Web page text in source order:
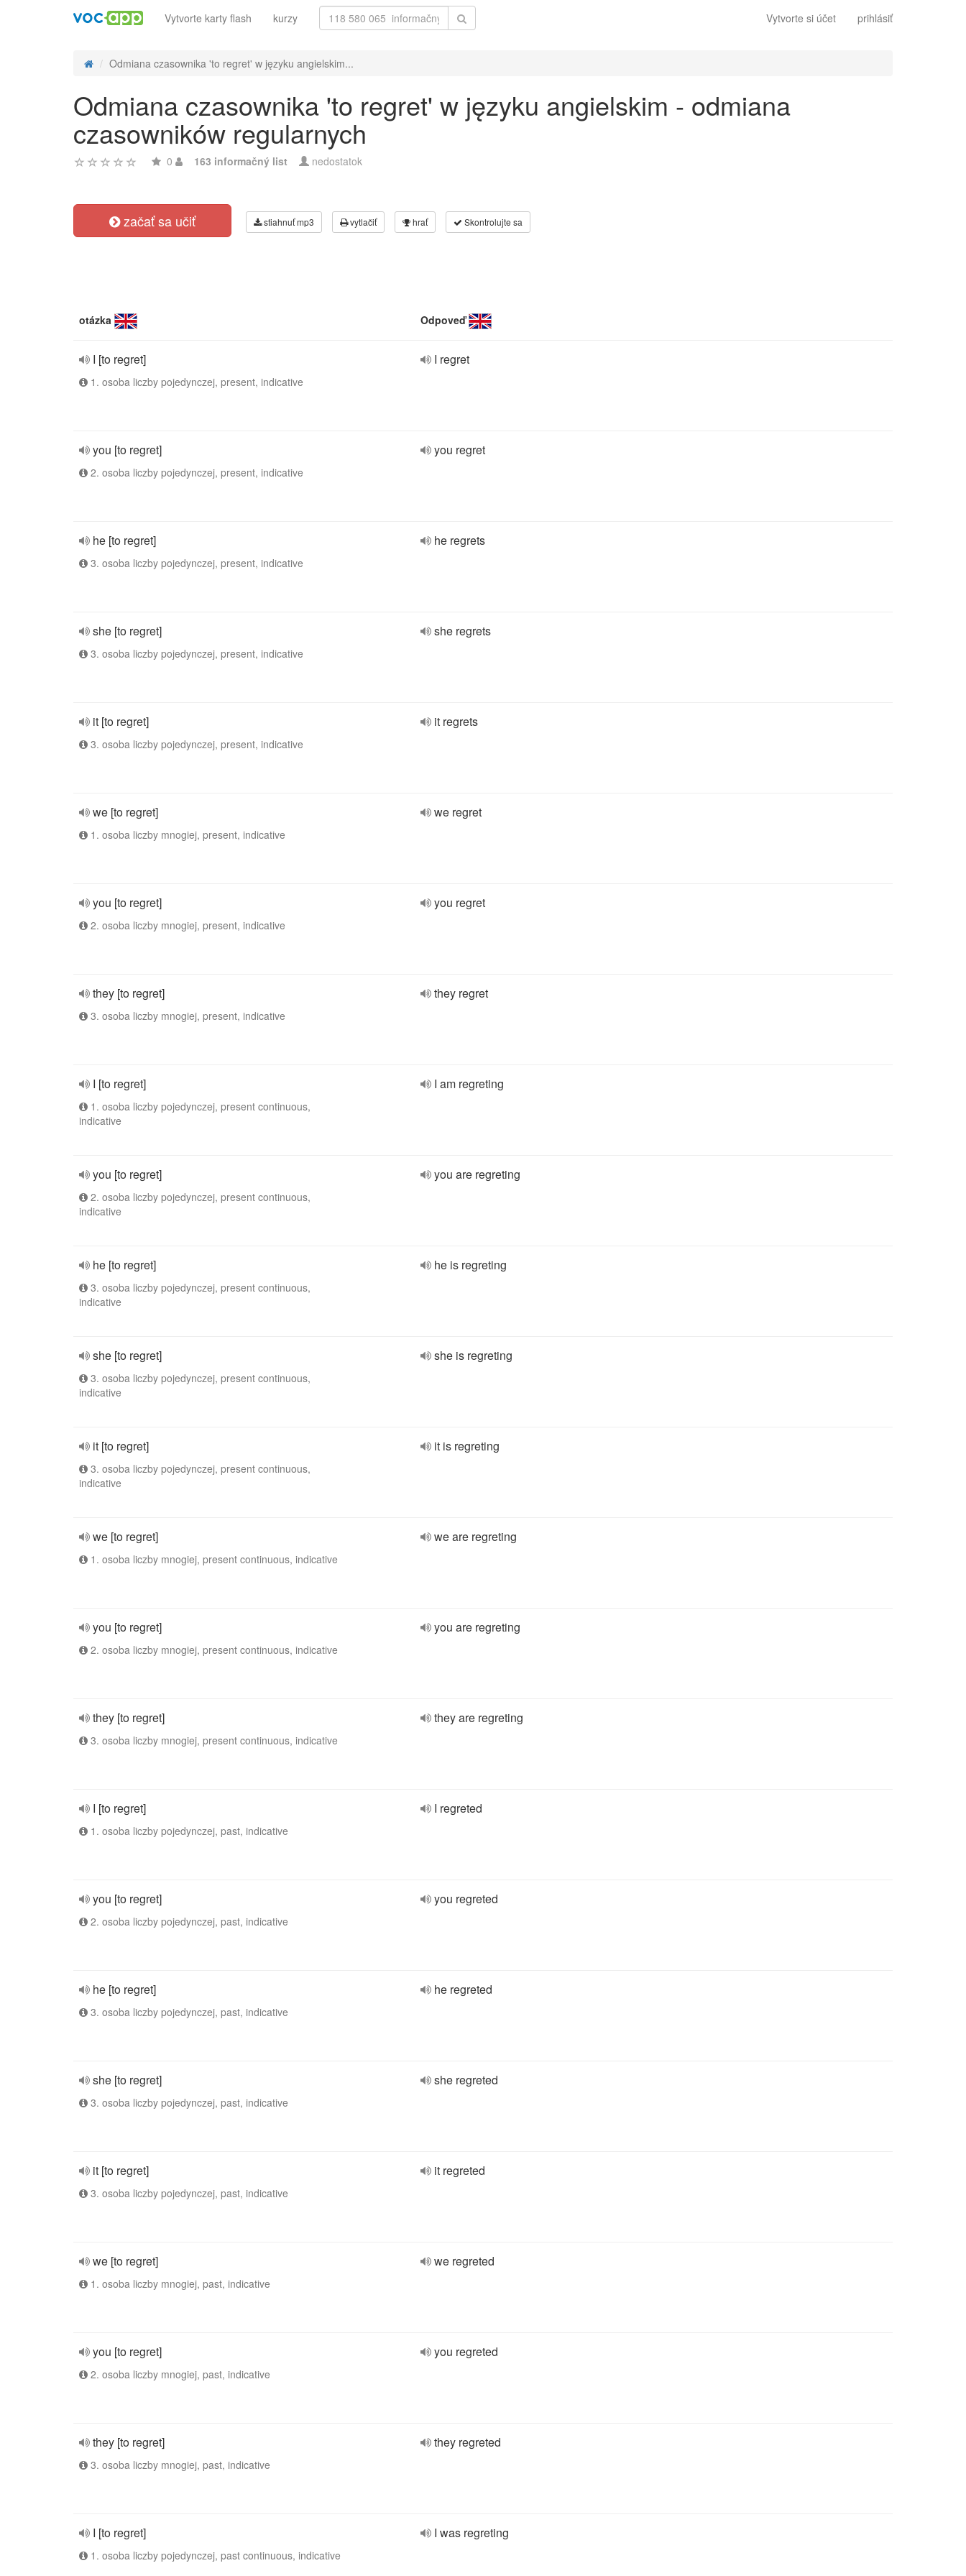
Vytvorte si účet prihlásiť
Vytvorte karty flash kurzy
Odmiana czasownika 'to regret' w języku angielskim...
Odmiana czasownika 'to regret' w języku angielskim - odmiana
czasowników regularnych
0 163 informačný list nedostatok
začať sa učiť stiahnuť mp3 vytlačiť hrať Skontrolujte sa
otázka Odpoveď
I [to regret]
1. osoba liczby pojedynczej, present, indicative
I regret
you [to regret]
2. osoba liczby pojedynczej, present, indicative
you regret
he [to regret]
3. osoba liczby pojedynczej, present, indicative
he regrets
she [to regret]
3. osoba liczby pojedynczej, present, indicative
she regrets
it [to regret]
3. osoba liczby pojedynczej, present, indicative
it regrets
we [to regret]
1. osoba liczby mnogiej, present, indicative
we regret
you [to regret]
2. osoba liczby mnogiej, present, indicative
you regret
they [to regret]
3. osoba liczby mnogiej, present, indicative
they regret
I [to regret]
1. osoba liczby pojedynczej, present continuous,
indicative
I am regreting
you [to regret]
2. osoba liczby pojedynczej, present continuous,
indicative
you are regreting
he [to regret]
3. osoba liczby pojedynczej, present continuous,
indicative
he is regreting
she [to regret]
3. osoba liczby pojedynczej, present continuous,
indicative
she is regreting
it [to regret]
3. osoba liczby pojedynczej, present continuous,
indicative
it is regreting
we [to regret]
1. osoba liczby mnogiej, present continuous, indicative
we are regreting
you [to regret]
2. osoba liczby mnogiej, present continuous, indicative
you are regreting
they [to regret]
3. osoba liczby mnogiej, present continuous, indicative
they are regreting
I [to regret]
1. osoba liczby pojedynczej, past, indicative
I regreted
you [to regret]
2. osoba liczby pojedynczej, past, indicative
you regreted
he [to regret]
3. osoba liczby pojedynczej, past, indicative
he regreted
she [to regret]
3. osoba liczby pojedynczej, past, indicative
she regreted
it [to regret]
3. osoba liczby pojedynczej, past, indicative
it regreted
we [to regret]
1. osoba liczby mnogiej, past, indicative
we regreted
you [to regret]
2. osoba liczby mnogiej, past, indicative
you regreted
they [to regret]
3. osoba liczby mnogiej, past, indicative
they regreted
I [to regret]
1. osoba liczby pojedynczej, past continuous, indicative
I was regreting